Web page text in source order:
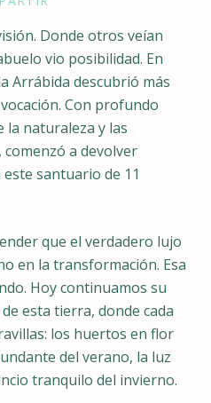
Donde otros veían
vio posibilidad. En
Arrábida descubrió más
Con profundo
naturaleza y las
a devolver
santuario de 11
que el verdadero lujo
en la transformación. Esa
Hoy continuamos su
esta tierra, donde cada
los huertos en flor
del verano, la luz
tranquilo del invierno.